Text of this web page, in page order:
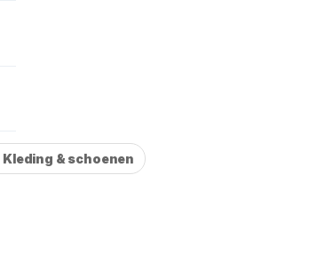
Kleding & schoenen